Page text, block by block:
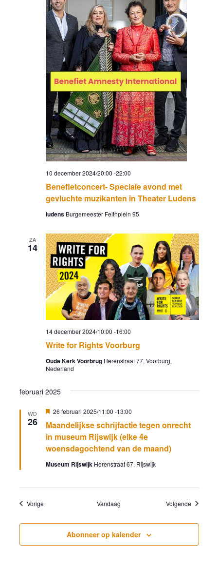
Benefietconcert- Speciale avond met
gevluchte muzikanten in Theater Ludens
10 december 2024/20:00 -22:00
ludens Burgemeester Feithplein 95
ZA
14
Write for Rights Voorburg
14 december 2024/10:00 -16:00
Oude Kerk Voorbrug Herenstraat 77, Voorburg,
Nederland
februari 2025
WO
26
Maandelijkse schrijfactie tegen onrecht
in museum Rijswijk (elke 4e
woensdagochtend van de maand)
Uitgelicht
26 februari 2025/11:00 -13:00
Museum Rijswijk Herenstraat 67, Rijswijk
VorigeEvenementen Vandaag Volgende
Abonneer op kalender